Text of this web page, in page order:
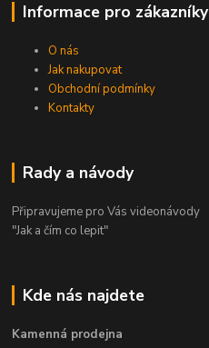
Informace pro zákazníky
O nás
Jak nakupovat
Obchodní podmínky
Kontakty
Rady a návody
Připravujeme pro Vás videonávody
"Jak a čím co lepit"
Kde nás najdete
Kamenná prodejna